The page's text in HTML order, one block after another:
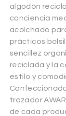
algodón
conciencia
acolchado
prácticos
sencillez
reciclada y la
estilo y
trazador
de cada